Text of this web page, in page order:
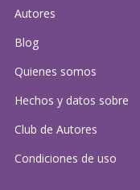
Autores
Blog
Quienes somos
Hechos y datos sobre
Club de Autores
Condiciones de uso